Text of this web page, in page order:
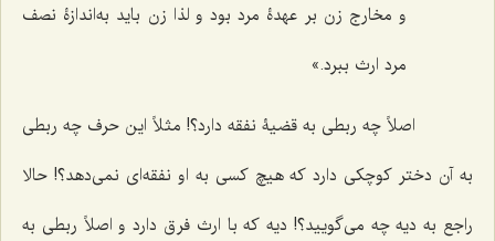
و مخارج زن بر عهدۀ مرد بود و لذا زن باید به‌اندازۀ نصف
مرد ارث ببرد.»
اصلاً چه ربطی به قضیۀ نفقه دارد؟! مثلاً این حرف چه ربطی
به آن دختر کوچکی دارد که هیچ کسی به او نفقه‌ای نمی‌دهد؟! حالا
راجع به دیه چه می‌گویید؟! دیه که با ارث فرق دارد و اصلاً ربطی به